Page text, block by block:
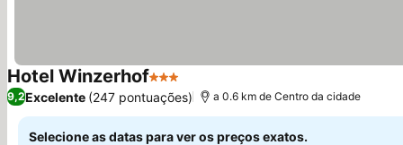
Hotel Winzerhof3 EstrelasVer preços
9,2Excelente (247 pontuações) a 0.6 km de Centro da cidade
Selecione as datas para ver os preços exatos.